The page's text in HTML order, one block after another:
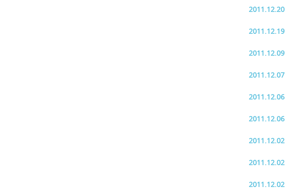
2011.12.20
2011.12.19
2011.12.09
2011.12.07
2011.12.06
2011.12.06
2011.12.02
2011.12.02
2011.12.02